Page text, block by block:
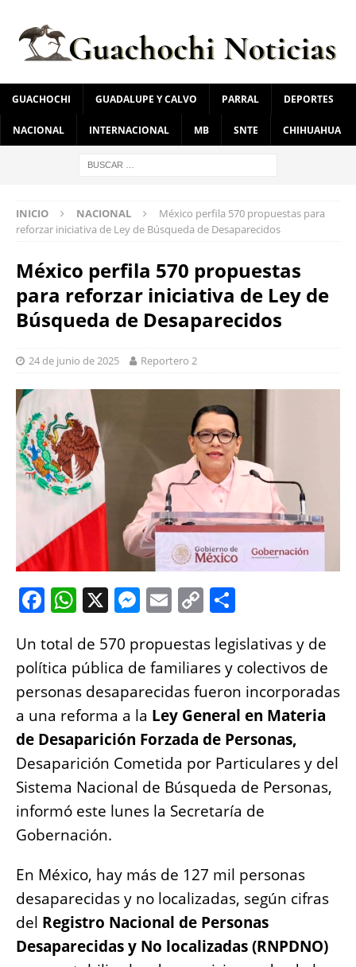
GUACHOCHI GUADALUPE Y CALVO PARRAL DEPORTES
NACIONAL INTERNACIONAL MB SNTE CHIHUAHUA
INICIO NACIONAL
México perfila 570 propuestas para
reforzar iniciativa de Ley de Búsqueda de Desaparecidos
México perfila 570 propuestas
para reforzar iniciativa de Ley de
Búsqueda de Desaparecidos
24 de junio de 2025 Reportero 2
F
c
e
b
o
o
k
W
at
s
A
p
p
X M
ss
e
n
g
er
E
ai
l
C
p
y
Li
n
k
a
re
Un total de 570 propuestas legislativas y de
política pública de familiares y colectivos de
personas desaparecidas fueron incorporadas
a una reforma a la Ley General en Materia
de Desaparición Forzada de Personas,
Desaparición Cometida por Particulares y del
Sistema Nacional de Búsqueda de Personas,
informó este lunes la Secretaría de
Gobernación.
En México, hay más de 127 mil personas
desaparecidas y no localizadas, según cifras
del Registro Nacional de Personas
Desaparecidas y No localizadas (RNPDNO)